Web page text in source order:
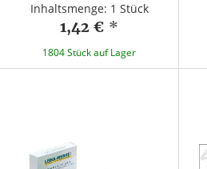
Inhaltsmenge: 1 Stück
1,42 € *
1804 Stück auf Lager